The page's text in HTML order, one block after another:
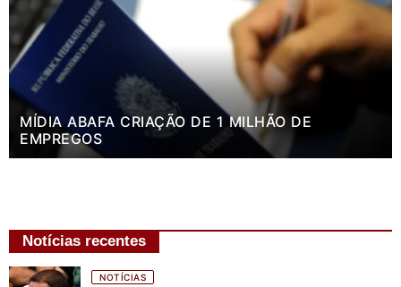
MÍDIA ABAFA CRIAÇÃO DE 1 MILHÃO DE
EMPREGOS
Notícias recentes
NOTÍCIAS